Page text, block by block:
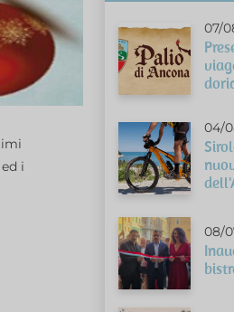
i
07/
04/
08/